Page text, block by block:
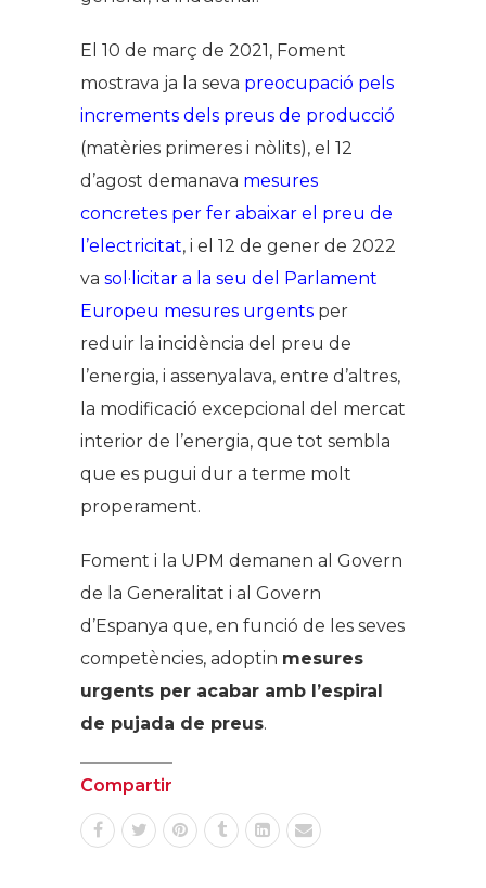
El 10 de març de 2021, Foment
mostrava ja la seva preocupació pels
increments dels preus de producció
(matèries primeres i nòlits), el 12
d’agost demanava mesures
concretes per fer abaixar el preu de
l’electricitat, i el 12 de gener de 2022
va sol·licitar a la seu del Parlament
Europeu mesures urgents per
reduir la incidència del preu de
l’energia, i assenyalava, entre d’altres,
la modificació excepcional del mercat
interior de l’energia, que tot sembla
que es pugui dur a terme molt
properament.
Foment i la UPM demanen al Govern
de la Generalitat i al Govern
d’Espanya que, en funció de les seves
competències, adoptin mesures
urgents per acabar amb l’espiral
de pujada de preus.
Compartir